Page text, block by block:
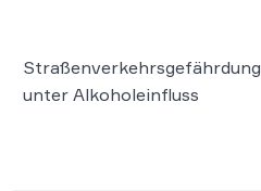
Straßenverkehrsgefährdung
unter Alkoholeinfluss